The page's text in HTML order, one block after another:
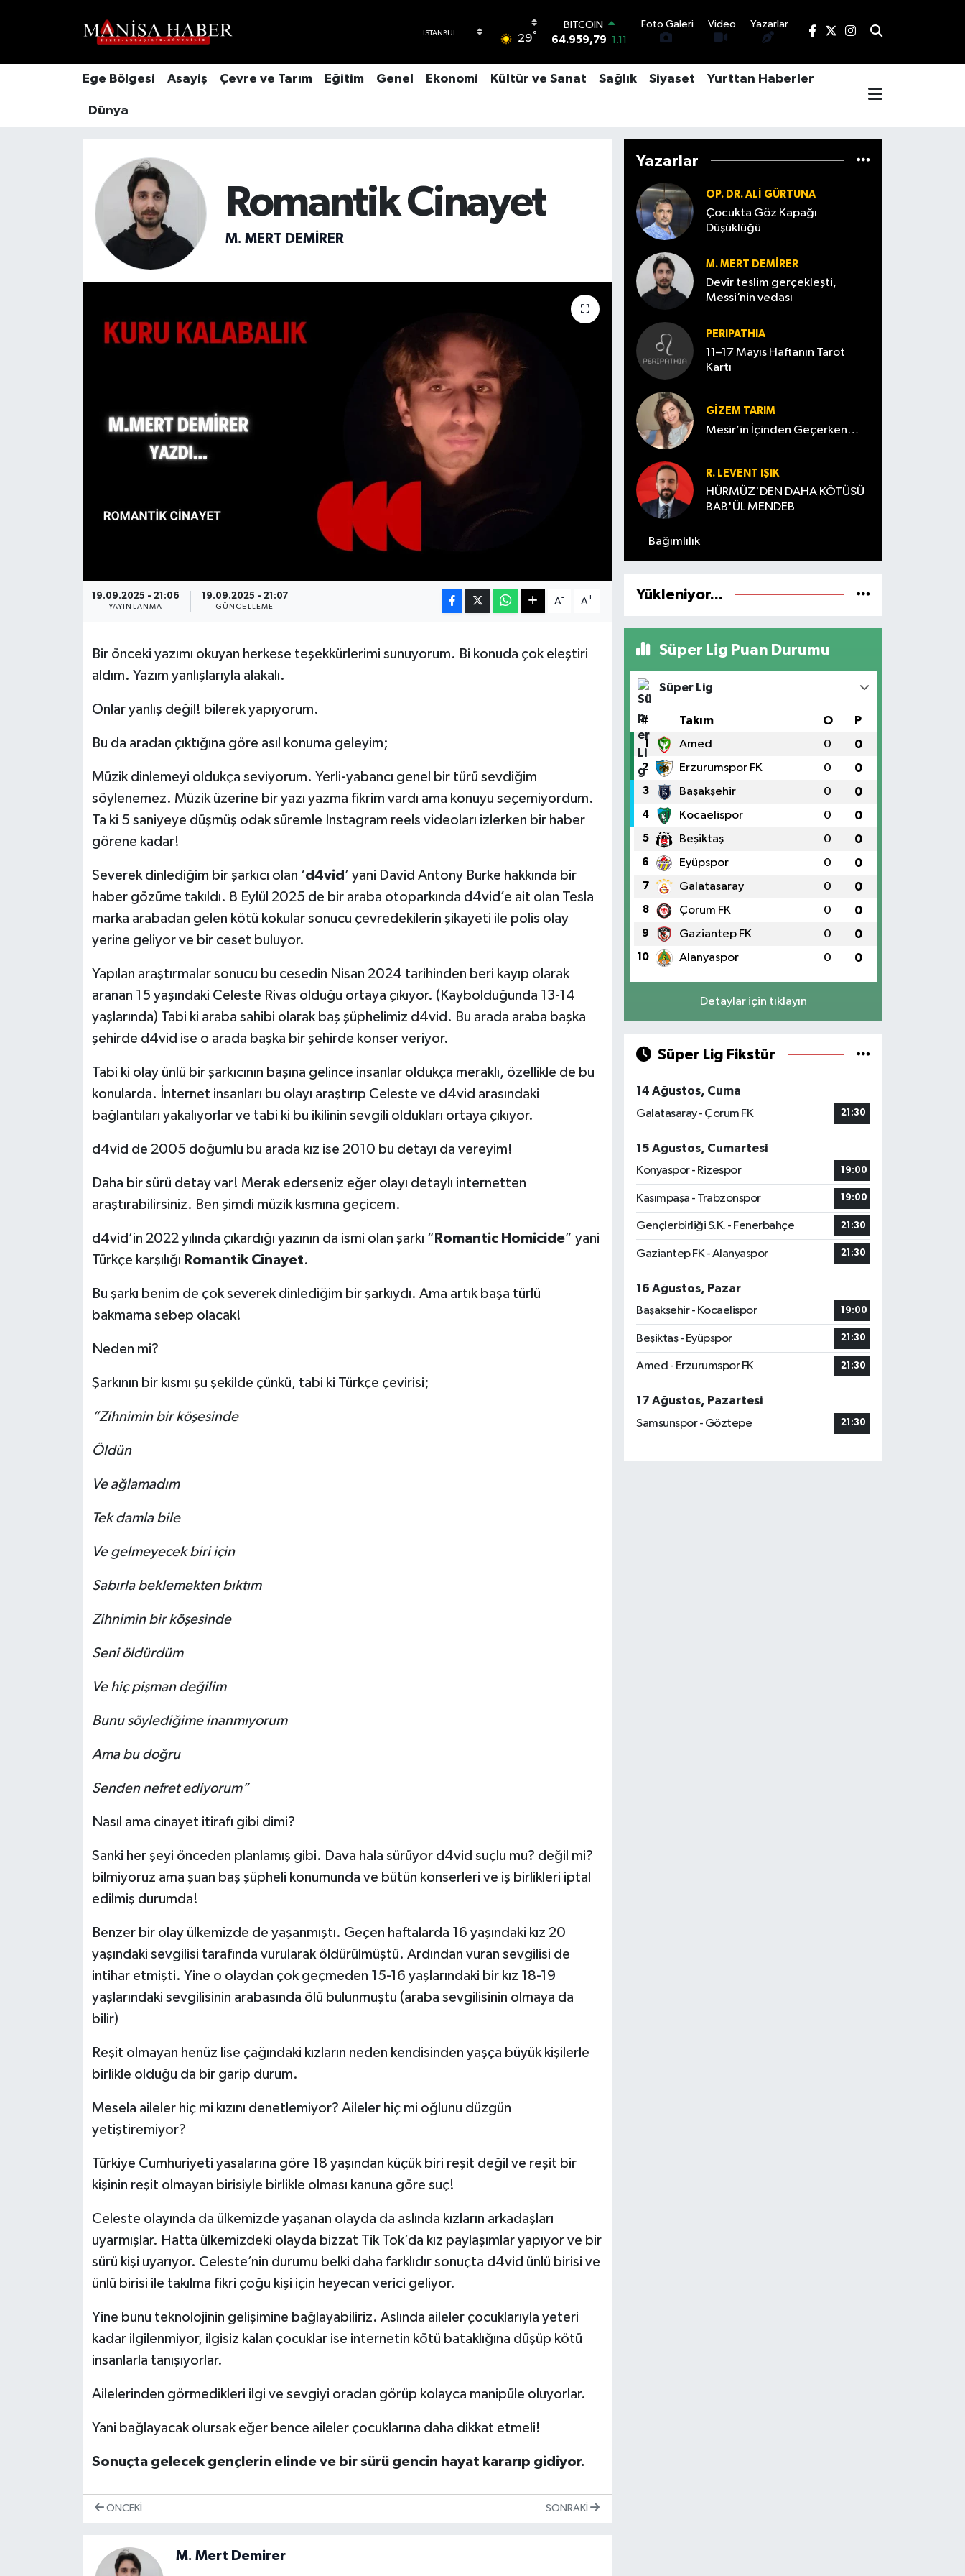
29°
DOLAR
47,7436 0.18
STERLİN
Foto Galeri Video Yazarlar
Ege Bölgesi Asayiş Çevre ve Tarım Eğitim Genel Ekonomi Kültür ve Sanat Sağlık Siyaset Yurttan Haberler
Dünya
Romantik Cinayet
M. MERT DEMIRER
19.09.2025 - 21:06
YAYINLANMA
19.09.2025 - 21:07
GÜNCELLEME
A- A+
Bir önceki yazımı okuyan herkese teşekkürlerimi sunuyorum. Bi konuda çok eleştiri
aldım. Yazım yanlışlarıyla alakalı.
Onlar yanlış değil! bilerek yapıyorum.
Bu da aradan çıktığına göre asıl konuma geleyim;
Müzik dinlemeyi oldukça seviyorum. Yerli-yabancı genel bir türü sevdiğim
söylenemez. Müzik üzerine bir yazı yazma fikrim vardı ama konuyu seçemiyordum.
Ta ki 5 saniyeye düşmüş odak süremle Instagram reels videoları izlerken bir haber
görene kadar!
Severek dinlediğim bir şarkıcı olan ‘d4vid ’ yani David Antony Burke hakkında bir
haber gözüme takıldı. 8 Eylül 2025 de bir araba otoparkında d4vid’e ait olan Tesla
marka arabadan gelen kötü kokular sonucu çevredekilerin şikayeti ile polis olay
yerine geliyor ve bir ceset buluyor.
Yapılan araştırmalar sonucu bu cesedin Nisan 2024 tarihinden beri kayıp olarak
aranan 15 yaşındaki Celeste Rivas olduğu ortaya çıkıyor. (Kaybolduğunda 13-14
yaşlarında) Tabi ki araba sahibi olarak baş şüphelimiz d4vid. Bu arada araba başka
şehirde d4vid ise o arada başka bir şehirde konser veriyor.
Tabi ki olay ünlü bir şarkıcının başına gelince insanlar oldukça meraklı, özellikle de bu
konularda. İnternet insanları bu olayı araştırıp Celeste ve d4vid arasındaki
bağlantıları yakalıyorlar ve tabi ki bu ikilinin sevgili oldukları ortaya çıkıyor.
d4vid de 2005 doğumlu bu arada kız ise 2010 bu detayı da vereyim!
Daha bir sürü detay var! Merak ederseniz eğer olayı detaylı internetten
araştırabilirsiniz. Ben şimdi müzik kısmına geçicem.
d4vid’in 2022 yılında çıkardığı yazının da ismi olan şarkı “ Romantic Homicide” yani
Türkçe karşılığı Romantik Cinayet.
Bu şarkı benim de çok severek dinlediğim bir şarkıydı. Ama artık başa türlü
bakmama sebep olacak!
Neden mi?
Şarkının bir kısmı şu şekilde çünkü, tabi ki Türkçe çevirisi;
“Zihnimin bir köşesinde
Öldün
Ve ağlamadım
Tek damla bile
Ve gelmeyecek biri için
Sabırla beklemekten bıktım
Zihnimin bir köşesinde
Seni öldürdüm
Ve hiç pişman değilim
Bunu söylediğime inanmıyorum
Ama bu doğru
Senden nefret ediyorum”
Nasıl ama cinayet itirafı gibi dimi?
Sanki her şeyi önceden planlamış gibi. Dava hala sürüyor d4vid suçlu mu? değil mi?
bilmiyoruz ama şuan baş şüpheli konumunda ve bütün konserleri ve iş birlikleri iptal
edilmiş durumda!
Benzer bir olay ülkemizde de yaşanmıştı. Geçen haftalarda 16 yaşındaki kız 20
yaşındaki sevgilisi tarafında vurularak öldürülmüştü. Ardından vuran sevgilisi de
intihar etmişti. Yine o olaydan çok geçmeden 15-16 yaşlarındaki bir kız 18-19
yaşlarındaki sevgilisinin arabasında ölü bulunmuştu (araba sevgilisinin olmaya da
bilir)
Reşit olmayan henüz lise çağındaki kızların neden kendisinden yaşça büyük kişilerle
birlikle olduğu da bir garip durum.
Mesela aileler hiç mi kızını denetlemiyor? Aileler hiç mi oğlunu düzgün
yetiştiremiyor?
Türkiye Cumhuriyeti yasalarına göre 18 yaşından küçük biri reşit değil ve reşit bir
kişinin reşit olmayan birisiyle birlikle olması kanuna göre suç!
Celeste olayında da ülkemizde yaşanan olayda da aslında kızların arkadaşları
uyarmışlar. Hatta ülkemizdeki olayda bizzat Tik Tok’da kız paylaşımlar yapıyor ve bir
sürü kişi uyarıyor. Celeste’nin durumu belki daha farklıdır sonuçta d4vid ünlü birisi ve
ünlü birisi ile takılma fikri çoğu kişi için heyecan verici geliyor.
Yine bunu teknolojinin gelişimine bağlayabiliriz. Aslında aileler çocuklarıyla yeteri
kadar ilgilenmiyor, ilgisiz kalan çocuklar ise internetin kötü bataklığına düşüp kötü
insanlarla tanışıyorlar.
Ailelerinden görmedikleri ilgi ve sevgiyi oradan görüp kolayca manipüle oluyorlar.
Yani bağlayacak olursak eğer bence aileler çocuklarına daha dikkat etmeli!
Sonuçta gelecek gençlerin elinde ve bir sürü gencin hayat kararıp gidiyor.
ÖNCEKI SONRAKI
M. Mert Demirer
Yazarlar
OP. DR. ALI GÜRTUNA
Çocukta Göz Kapağı
Düşüklüğü
M. MERT DEMIRER
Devir teslim gerçekleşti,
Messi’nin vedası
PERIPATHIA
11–17 Mayıs Haftanın Tarot
Kartı
GIZEM TARIM
Mesir’in İçinden Geçerken…
R. LEVENT IŞIK
HÜRMÜZ'DEN DAHA KÖTÜSÜ
BAB'ÜL MENDEB
Bağımlılık
Yükleniyor...
Süper Lig Puan Durumu
Süper Lig
# Takım O P
1 Amed 0 0
2 Erzurumspor FK 0 0
3 Başakşehir 0 0
4 Kocaelispor 0 0
5 Beşiktaş 0 0
6 Eyüpspor 0 0
7 Galatasaray 0 0
8 Çorum FK 0 0
9 Gaziantep FK 0 0
10 Alanyaspor 0 0
Detaylar için tıklayın
Süper Lig Fikstür
14 Ağustos, Cuma
Galatasaray - Çorum FK
21:30
15 Ağustos, Cumartesi
Konyaspor - Rizespor
19:00
Kasımpaşa - Trabzonspor 19:00
Gençlerbirliği S.K. - Fenerbahçe 21:30
Gaziantep FK - Alanyaspor 21:30
16 Ağustos, Pazar
Başakşehir - Kocaelispor
19:00
Beşiktaş - Eyüpspor 21:30
Amed - Erzurumspor FK 21:30
17 Ağustos, Pazartesi
Samsunspor - Göztepe
21:30
Tüm Manşetler
Son Dakika Haberleri
Haber Arşivi